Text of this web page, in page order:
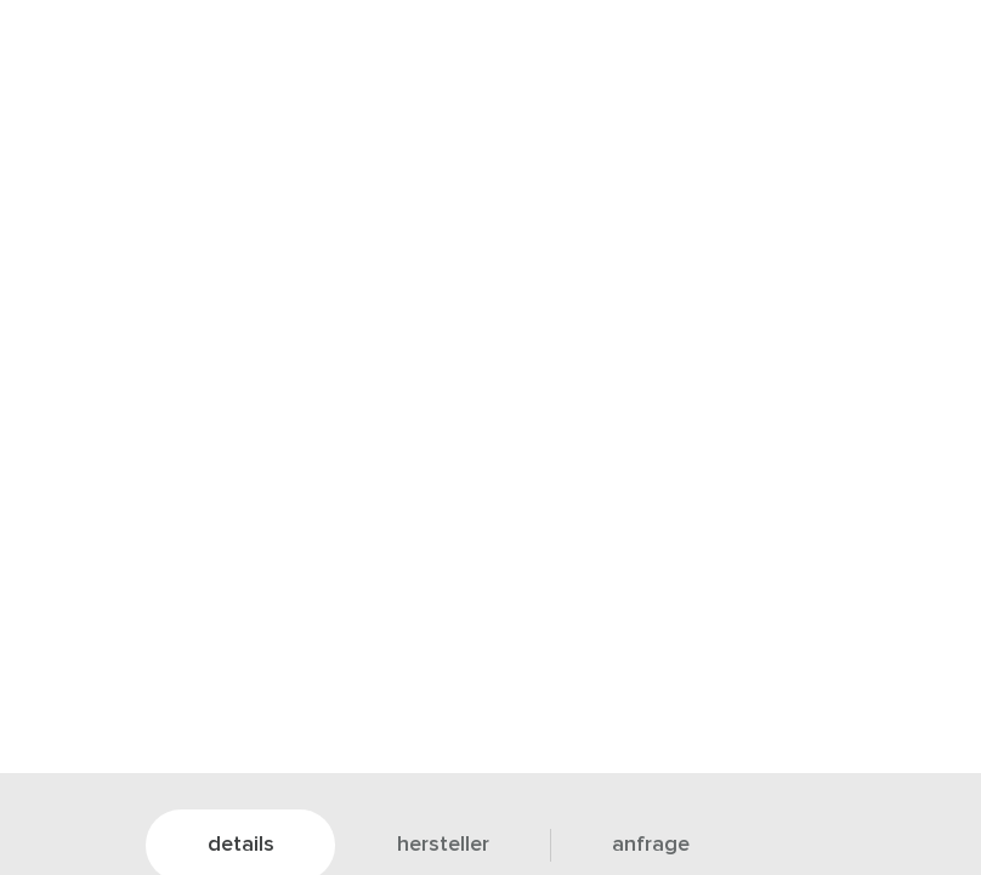
details hersteller anfrage